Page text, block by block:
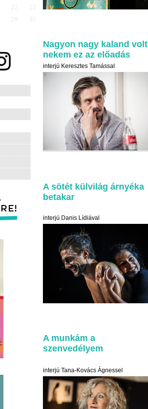
22
23
29
30
Nagyon nagy kaland volt
nekem ez az előadás
interjú Keresztes Tamással
A sötét külvilág árnyéka
betakar
interjú Danis Lídiával
A munkám a
szenvedélyem
interjú Tana-Kovács Ágnessel